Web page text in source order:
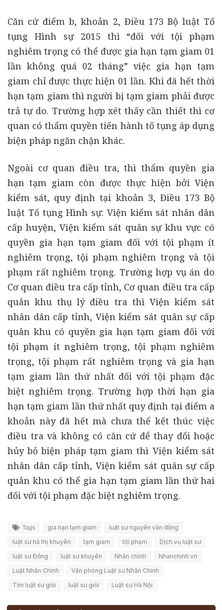
Căn cứ điểm b, khoản 2, Điều 173 Bộ luật Tố
tụng Hình sự 2015 thì “đối với tội phạm
nghiêm trọng có thể được gia hạn tạm giam 01
lần không quá 02 tháng” việc gia hạn tạm
giam chỉ được thực hiện 01 lần. Khi đã hết thời
hạn tạm giam thì người bị tạm giam phải được
trả tự do. Trường hợp xét thấy cần thiết thì cơ
quan có thẩm quyền tiến hành tố tụng áp dụng
biện pháp ngăn chặn khác.
Ngoài cơ quan điều tra, thì thẩm quyền gia
hạn tạm giam còn được thực hiện bởi Viện
kiểm sát, quy định tại khoản 3, Điều 173 Bộ
luật Tố tụng Hình sự: Viện kiểm sát nhân dân
cấp huyện, Viện kiểm sát quân sự khu vực có
quyền gia hạn tạm giam đối với tội phạm ít
nghiêm trọng, tội phạm nghiêm trọng và tội
phạm rất nghiêm trọng. Trường hợp vụ án do
Cơ quan điều tra cấp tỉnh, Cơ quan điều tra cấp
quân khu thụ lý điều tra thì Viện kiểm sát
nhân dân cấp tỉnh, Viện kiểm sát quân sự cấp
quân khu có quyền gia hạn tạm giam đối với
tội phạm ít nghiêm trọng, tội phạm nghiêm
trọng, tội phạm rất nghiêm trọng và gia hạn
tạm giam lần thứ nhất đối với tội phạm đặc
biệt nghiêm trọng. Trường hợp thời hạn gia
hạn tạm giam lần thứ nhất quy định tại điểm a
khoản này đã hết mà chưa thể kết thúc việc
điều tra và không có căn cứ để thay đổi hoặc
hủy bỏ biện pháp tạm giam thì Viện kiểm sát
nhân dân cấp tỉnh, Viện kiểm sát quân sự cấp
quân khu có thể gia hạn tạm giam lần thứ hai
đối với tội phạm đặc biệt nghiêm trọng.
Tags gia hạn tạm giam
luật sư nguyễn văn đồng
luật sư hà thị khuyên
tạm giam tội phạm
Dịch vụ luật sư
luật sư Đồng
luật sư khuyên Nhân chính
Nhanchinh.vn
Luật Nhân Chính
Văn phòng Luật sư Nhân Chính
Tìm luật sư giỏi
luật sư giỏi Luật sư Hà Nội